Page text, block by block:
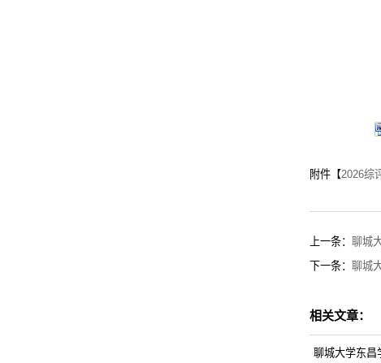
附件【2026综
上一条：聊城
下一条：聊城
相关文章：
聊城大学东昌